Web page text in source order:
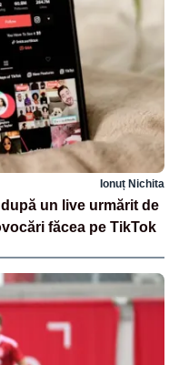
Ionuț Nichita
un live urmărit de
făcea pe TikTok